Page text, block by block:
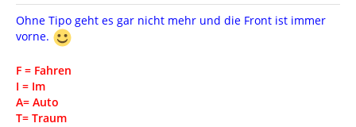
Ohne Tipo geht es gar nicht mehr und die Front ist immer
vorne.
F = Fahren
I = Im
A= Auto
T= Traum